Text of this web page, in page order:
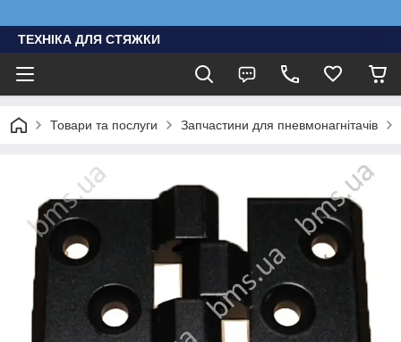
ТЕХНІКА ДЛЯ СТЯЖКИ
Товари та послуги Запчастини для пневмонагнітачів